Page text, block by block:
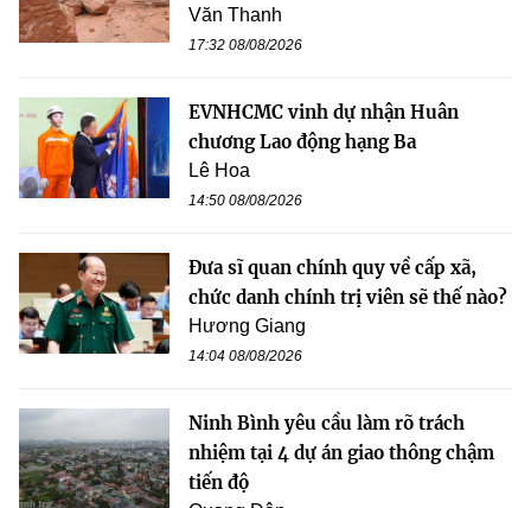
Văn Thanh
17:32 08/08/2026
EVNHCMC vinh dự nhận Huân
chương Lao động hạng Ba
Lê Hoa
14:50 08/08/2026
Đưa sĩ quan chính quy về cấp xã,
chức danh chính trị viên sẽ thế nào?
Hương Giang
14:04 08/08/2026
Ninh Bình yêu cầu làm rõ trách
nhiệm tại 4 dự án giao thông chậm
tiến độ